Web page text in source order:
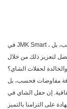
JMK Smart، نؤمن بأن الشراكات التجارية لا تقتصر على المعاملات فحسب، بل
لتعزيز ذلك من خلال
والخالدة لحفلات الشاي؟
مفاوضات فحسب، بل